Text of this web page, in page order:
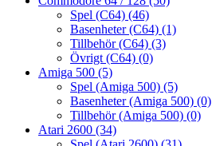
Spel (C64) (46)
Basenheter (C64) (1)
Tillbehör (C64) (3)
Övrigt (C64) (0)
Amiga 500 (5)
Spel (Amiga 500) (5)
Basenheter (Amiga 500) (0)
Tillbehör (Amiga 500) (0)
Atari 2600 (34)